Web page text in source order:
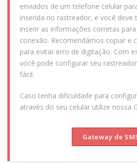
enviados de um telefone celular
inserida no rastreador, e você deve
inserir as informações corretas
conexão. Recomendámos copiar e
para evitar erro de digitação. Com
você pode configurar seu
fácil.
Caso tenha dificuldade para
através do seu celular utilize nossa
Gateway de